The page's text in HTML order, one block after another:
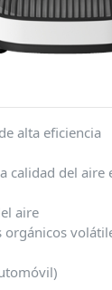
alta eficiencia
calidad del
aire
orgánicos